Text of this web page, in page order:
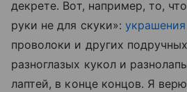
декрете. Вот, например, то,
руки не для скуки»:
проволоки и других
разноглазых кукол и
лаптей, в конце концов. Я